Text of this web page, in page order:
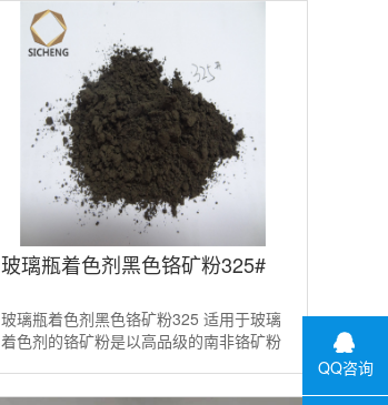
玻璃瓶着色剂黑色铬矿粉325#
玻璃瓶着色剂黑色铬矿粉325 适用于玻璃
着色剂的铬矿粉是以高品级的南非铬矿粉
QQ咨询